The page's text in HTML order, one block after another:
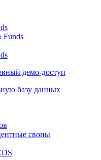
Funds
демо-доступ
базу данных
свопы